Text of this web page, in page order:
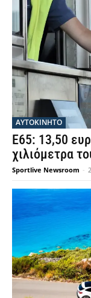
ΑΥΤΟΚΙΝΗΤΟ
Ε65: 13,50
χιλιόμετρα
Sportlive Newsroom -